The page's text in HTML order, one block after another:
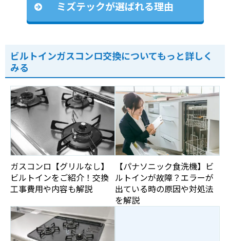
ミズテックが選ばれる理由
ビルトインガスコンロ交換についてもっと詳しく
みる
ガスコンロ【グリルなし】
ビルトインをご紹介！交換
工事費用や内容も解説
【パナソニック食洗機】ビ
ルトインが故障？エラーが
出ている時の原因や対処法
を解説